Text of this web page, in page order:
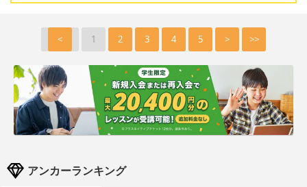
< 1 2 3 4 5 > >>
アンカーランキング